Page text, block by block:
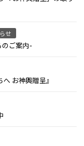
せ
ご案内-
お神輿贈呈』